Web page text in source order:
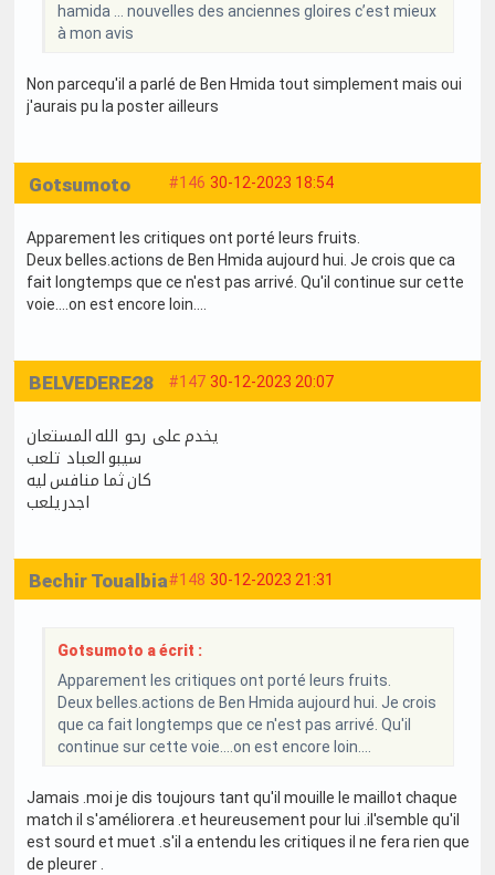
hamida … nouvelles des anciennes gloires c’est mieux
à mon avis
Non parcequ'il a parlé de Ben Hmida tout simplement mais oui
j'aurais pu la poster ailleurs
#146 30-12-2023 18:54
Gotsumoto
Apparement les critiques ont porté leurs fruits.
Deux belles.actions de Ben Hmida aujourd hui. Je crois que ca
fait longtemps que ce n'est pas arrivé. Qu'il continue sur cette
voie....on est encore loin....
#147 30-12-2023 20:07
BELVEDERE28
يخدم على رحو الله المستعان
اجدر يلعب
#148 30-12-2023 21:31
Bechir Toualbia
Gotsumoto a écrit :
Apparement les critiques ont porté leurs fruits.
Deux belles.actions de Ben Hmida aujourd hui. Je crois
que ca fait longtemps que ce n'est pas arrivé. Qu'il
continue sur cette voie....on est encore loin....
Jamais .moi je dis toujours tant qu'il mouille le maillot chaque
match il s'améliorera .et heureusement pour lui .il'semble qu'il
est sourd et muet .s'il a entendu les critiques il ne fera rien que
de pleurer .